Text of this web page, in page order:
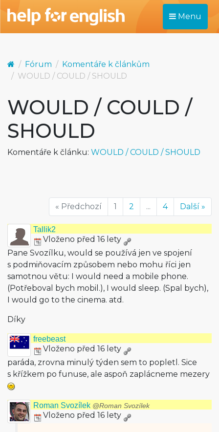
Menu
Fórum
Komentáře k článkům
WOULD / COULD / SHOULD
WOULD / COULD /
SHOULD
Komentáře k článku: WOULD / COULD / SHOULD
« Předchozí 1 2 ... 4 Další »
Tallik2
Vloženo před 16 lety
Pane Svozílku, would se používá jen ve spojení
s podmiňovacím způsobem nebo mohu říci jen
samotnou větu: I would need a mobile phone.
(Potřeboval bych mobil.), I would sleep. (Spal bych),
I would go to the cinema. atd.
Díky
freebeast
Vloženo před 16 lety
paráda, zrovna minulý týden sem to popletl. Sice
s křížkem po funuse, ale aspoň zaplácneme mezery
Roman Svozílek @Roman Svozílek
Vloženo před 16 lety